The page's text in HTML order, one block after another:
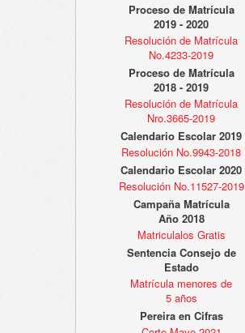
Proceso de Matrícula
2019 - 2020
Resolución de Matrícula
No.4233-2019
Proceso de Matrícula
2018 - 2019
Resolución de Matrícula
Nro.3665-2019
Calendario Escolar 2019
Resolución No.9943-2018
Calendario Escolar 2020
Resolución No.11527-2019
Campaña Matrícula
Año 2018
Matriculalos Gratis
Sentencia Consejo de
Estado
Matrícula menores de
5 años
Pereira en Cifras